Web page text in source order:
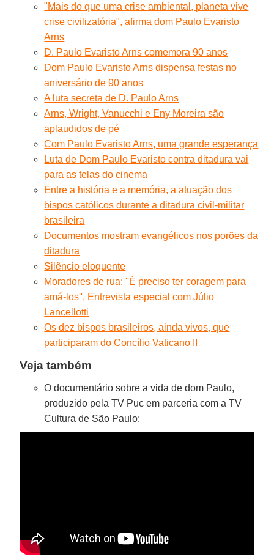
"Mais do que uma crise ambiental, planeta vive
crise civilizatória", afirma dom Paulo Evaristo
Arns
D. Paulo Evaristo Arns comemora 90 anos
Dom Paulo Evaristo Arns dispensa festas no
aniversário de 90 anos
A luta secreta de D. Paulo Arns
Arns, Wright, Vanucchi e Eny Moreira são
aplaudidos de pé
Com Paulo Evaristo Arns, uma grande esperança
Luta de Dom Paulo Evaristo contra ditadura vai
para as telas do cinema
Entre a história e a memória, a atuação dos
bispos católicos durante a ditadura civil-militar
brasileira
Documentos mostram evangélicos nos porões da
ditadura
Silêncio eloquente
Moradores de rua: ''É preciso ter coragem para
amá-los''. Entrevista especial com Júlio
Lancellotti
Os dez bispos brasileiros, ainda vivos, que
participaram do Concílio Vaticano II
Veja também
O documentário sobre a vida de dom Paulo,
produzido pela TV Puc em parceria com a TV
Cultura de São Paulo: